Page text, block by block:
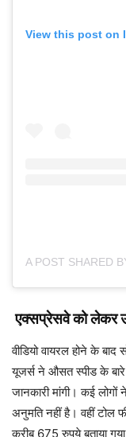
View this post on
एक्सप्रेसवे को लेकर
वीडियो वायरल होने के
यूजर्स ने औसत स्पीड के
जानकारी मांगी। कई
अनुमति नहीं है। वहीं टोल
करीब 675 रुपये बताया